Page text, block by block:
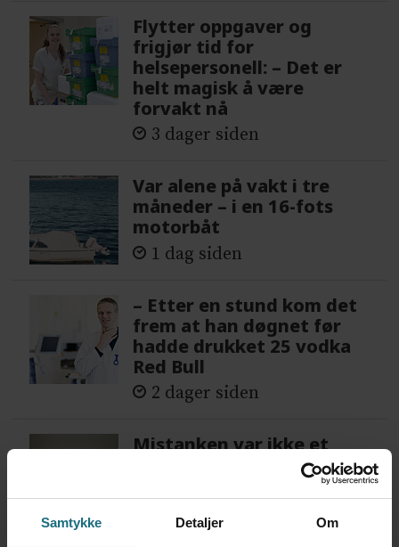
Samtykke Detaljer Om
Flytter oppgaver og
frigjør tid for
helsepersonell: – Det er
helt magisk å være
forvakt nå
3 dager siden
Var alene på vakt i tre
måneder – i en 16-fots
motorbåt
1 dag siden
– Etter en stund kom det
frem at han døgnet før
hadde drukket 25 vodka
Red Bull
2 dager siden
Mistanken var ikke et